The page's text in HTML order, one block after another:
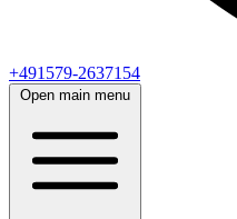
+491579-2637154
Open main menu